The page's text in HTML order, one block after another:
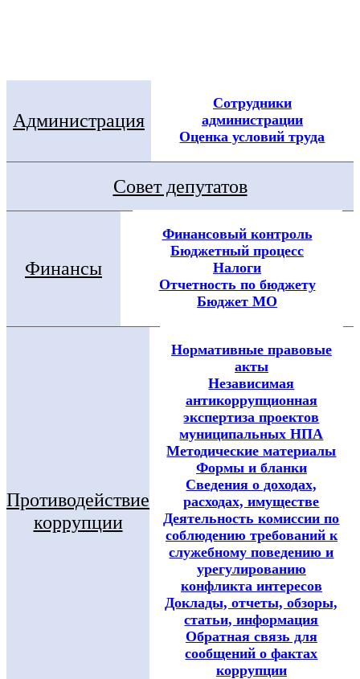
Администрация
Сотрудники
администрации
Оценка условий труда
Совет депутатов
Финансы
Финансовый контроль
Бюджетный процесс
Налоги
Отчетность по бюджету
Бюджет МО
Противодействие
коррупции
Нормативные правовые
акты
Независимая
антикоррупционная
экспертиза проектов
муниципальных НПА
Методические материалы
Формы и бланки
Сведения о доходах,
расходах, имуществе
Деятельность комиссии по
соблюдению требований к
служебному поведению и
урегулированию
конфликта интересов
Доклады, отчеты, обзоры,
статьи, информация
Обратная связь для
сообщений о фактах
коррупции